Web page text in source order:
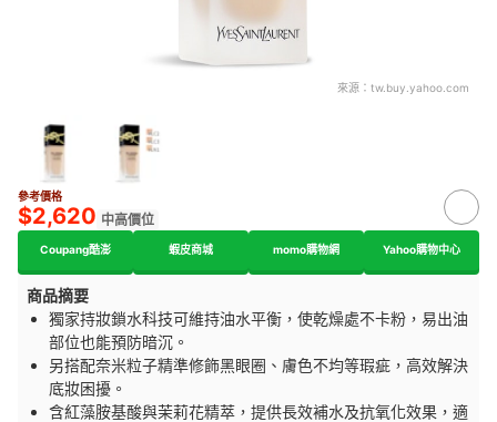
來源： tw.buy.yahoo.com
參考價格
$2,620 中高價位
Coupang酷澎 蝦皮商城 momo購物網 Yahoo購物中心
商品摘要
獨家持妝鎖水科技可維持油水平衡，使乾燥處不卡粉，易出油
部位也能預防暗沉。
另搭配奈米粒子精準修飾黑眼圈、膚色不均等瑕疵，高效解決
底妝困擾。
含紅藻胺基酸與茉莉花精萃，提供長效補水及抗氧化效果，適